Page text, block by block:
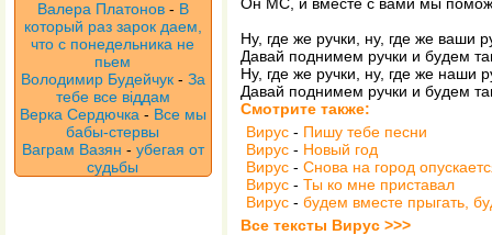
Валера Платонов - В
который раз зарок даем,
что с понедельника не
пьем
Володимир Будейчук - За
тебе все віддам
Верка Сердючка - Все мы
бабы-стервы
Ваграм Вазян - убегая от
судьбы
Ну, где же ручки, ну, где же ваши
Давай поднимем ручки и будем
Ну, где же ручки, ну, где же наши
Давай поднимем ручки и будем
Смотрите также:
Вирус - Пишу тебе песни
Вирус - Новый год
Вирус - Снова на город
Вирус - Ты ко мне приставал
Вирус - будем вместе прыгать,
Все тексты Вирус >>>